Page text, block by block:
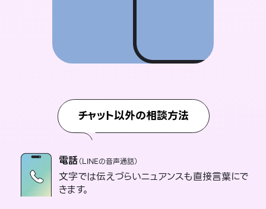
チャット以外の相談方法
電話（LINEの音声通話）
文字では伝えづらいニュアンスも直接言葉にで
きます。